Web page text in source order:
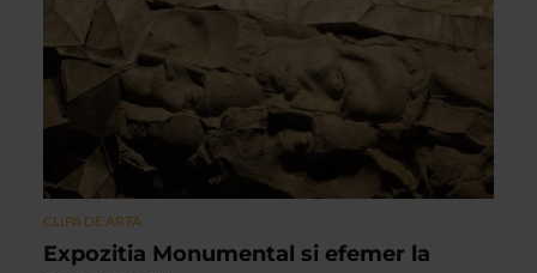
CLIPA DE ARTA
Expozitia Monumental si efemer la